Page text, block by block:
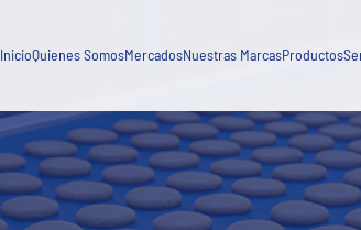
InicioQuienes SomosMercados
Industria General
Petróleo, gas y energía
Nuestras MarcasProductos